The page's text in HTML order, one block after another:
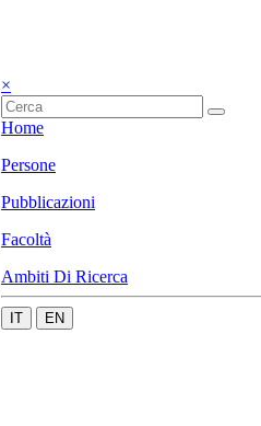
×
Home
Persone
Pubblicazioni
Facoltà
Ambiti Di Ricerca
IT EN